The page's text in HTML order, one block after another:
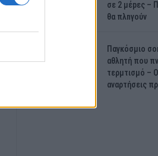
σε 2 μέpες –
θα πλnγούν
Παγκόσμιο
αθλητή που
τερμτισμό –
αναρτήσεις